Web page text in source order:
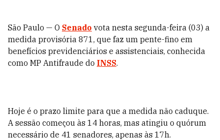
São Paulo — O Senado vota nesta segunda-feira (03) a
medida provisória 871, que faz um pente-fino em
benefícios previdenciários e assistenciais, conhecida
como MP Antifraude do INSS.
Hoje é o prazo limite para que a medida não caduque.
A sessão começou às 14 horas, mas atingiu o quórum
necessário de 41 senadores, apenas às 17h.